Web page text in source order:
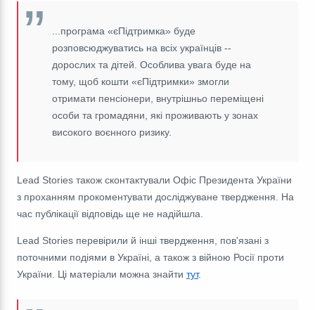
...програма «єПідтримка» буде
розповсюджуватись на всіх українців --
дорослих та дітей. Особлива увага буде на
тому, щоб кошти «єПідтримки» змогли
отримати пенсіонери, внутрішньо переміщені
особи та громадяни, які проживають у зонах
високого воєнного ризику.
Lead Stories також сконтактували Офіс Президента України
з проханням прокоментувати досліджуване твердження. На
час публікації відповідь ще не надійшла.
Lead Stories перевірили й інші твердження, пов'язані з
поточними подіями в Україні, а також з війною Росії проти
України. Ці матеріали можна знайти тут.